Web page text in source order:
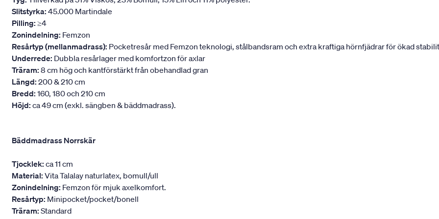
Slitstyrka: 45.000 Martindale
Pilling: ≥4
Zonindelning: Femzon
Resårtyp (mellanmadrass): Pocketresår med Femzon teknologi, stålbandsram och extra kraftiga hörnfjädrar för ökad
Underrede: Dubbla resårlager med komfortzon för axlar
Träram: 8 cm hög och kantförstärkt från obehandlad gran
Längd: 200 & 210 cm
Bredd: 160, 180 och 210 cm
Höjd: ca 49 cm (exkl. sängben & bäddmadrass).
Bäddmadrass Norrskär
Tjocklek: ca 11 cm
Material: Vita Talalay naturlatex, bomull/ull
Zonindelning: Femzon för mjuk axelkomfort.
Resårtyp: Minipocket/pocket/bonell
Träram: Standard